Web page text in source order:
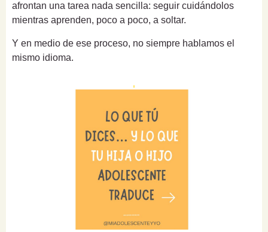
afrontan una tarea nada sencilla: seguir cuidándolos
mientras aprenden, poco a poco, a soltar.
Y en medio de ese proceso, no siempre hablamos el
mismo idioma.